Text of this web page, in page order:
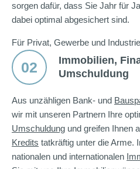
sorgen dafür, dass Sie Jahr für
dabei optimal abgesichert sind.
Für Privat, Gewerbe und
02
Immobilien,
Umschuldung
Aus unzähligen Bank- und
wir mit unseren Partnern Ihre
Umschuldung und greifen Ihnen
Kredits tatkräftig unter die Arme.
nationalen und internationalen